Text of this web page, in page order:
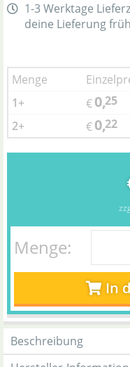
1-3 Werktage
deine Lieferung
Menge
1+
€0,25
2+
€0,22
Menge:
In
Beschreibung